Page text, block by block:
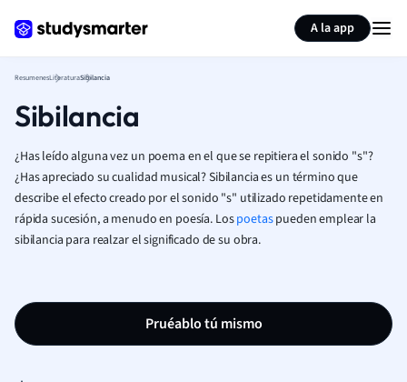
A la app
ResumenesLiteraturaSibilancia
Sibilancia
¿Has leído alguna vez un poema en el que se repitiera el sonido "s"?
¿Has apreciado su cualidad musical? Sibilancia es un término que
describe el efecto creado por el sonido "s" utilizado repetidamente en
rápida sucesión, a menudo en poesía. Lospoetaspueden emplear la
sibilancia para realzar el significado de su obra.
Pruéablo tú mismo
Resumir página